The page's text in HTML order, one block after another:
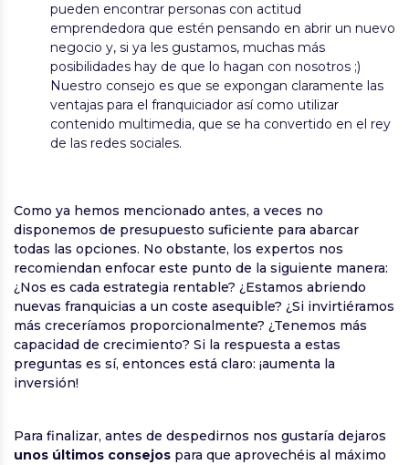
pueden encontrar personas con actitud
emprendedora que estén pensando en abrir un nuevo
negocio y, si ya les gustamos, muchas más
posibilidades hay de que lo hagan con nosotros ;)
Nuestro consejo es que se expongan claramente las
ventajas para el franquiciador así como utilizar
contenido multimedia, que se ha convertido en el rey
de las redes sociales.
Como ya hemos mencionado antes, a veces no
disponemos de presupuesto suficiente para abarcar
todas las opciones. No obstante, los expertos nos
recomiendan enfocar este punto de la siguiente manera:
¿Nos es cada estrategia rentable? ¿Estamos abriendo
nuevas franquicias a un coste asequible? ¿Si invirtiéramos
más creceríamos proporcionalmente? ¿Tenemos más
capacidad de crecimiento? Si la respuesta a estas
preguntas es sí, entonces está claro: ¡aumenta la
inversión!
Para finalizar, antes de despedirnos nos gustaría dejaros
unos últimos consejos para que aprovechéis al máximo